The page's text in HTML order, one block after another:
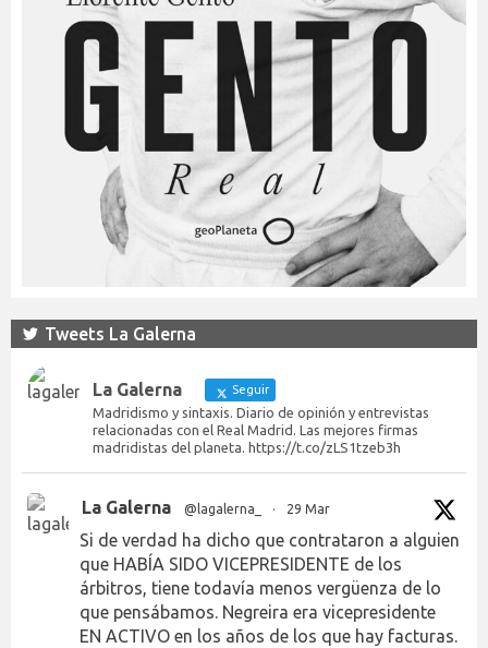
Tweets La Galerna
La Galerna Seguir
Madridismo y sintaxis. Diario de opinión y entrevistas
relacionadas con el Real Madrid. Las mejores firmas
madridistas del planeta. https://t.co/zLS1tzeb3h
La Galerna @lagalerna_ · 29 Mar
Si de verdad ha dicho que contrataron a alguien
que HABÍA SIDO VICEPRESIDENTE de los
árbitros, tiene todavía menos vergüenza de lo
que pensábamos. Negreira era vicepresidente
EN ACTIVO en los años de los que hay facturas.